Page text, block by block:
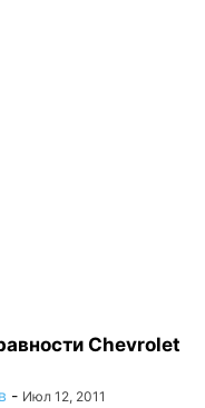
Chevrolet
- Июл 12, 2011